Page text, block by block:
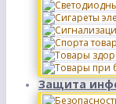
Защита